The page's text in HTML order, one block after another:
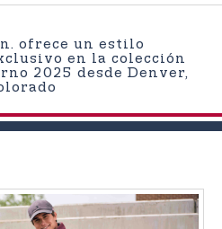
ofrece un estilo
en la colección
2025 desde Denver,